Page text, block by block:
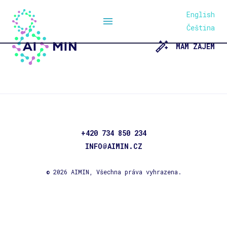
English
Čeština
MÁM ZÁJEM
+420 734 850 234
INFO@AIMIN.CZ
© 2026 AIMIN, Všechna práva vyhrazena.